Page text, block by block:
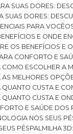
SUAS DORES:
SUAS DORES:
PARA VOCÊ
E ONDE
OS BENEFÍCIOS
CONFORTO E
COMO ESCOLHER
AS MELHORES
QUANTO CUSTA E
QUANTO CUSTA E
E SAÚDE
NOS SEUS
PÉS
PALMILHA